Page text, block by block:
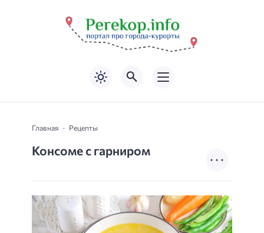
Главная Рецепты
Консоме с гарниром